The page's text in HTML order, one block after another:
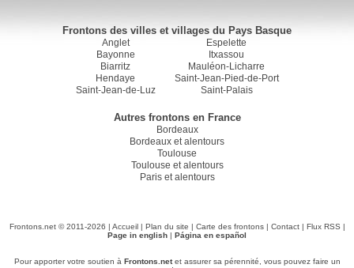
Frontons des villes et villages du Pays Basque
Anglet
Bayonne
Biarritz
Hendaye
Saint-Jean-de-Luz
Espelette
Itxassou
Mauléon-Licharre
Saint-Jean-Pied-de-Port
Saint-Palais
Autres frontons en France
Bordeaux
Bordeaux et alentours
Toulouse
Toulouse et alentours
Paris et alentours
Frontons.net © 2011-2026 | Accueil| Plan du site | Carte des frontons| Contact| Flux RSS |
Page in english | Página en español
Pour apporter votre soutien à Frontons.netet assurer sa pérennité, vous pouvez faire un